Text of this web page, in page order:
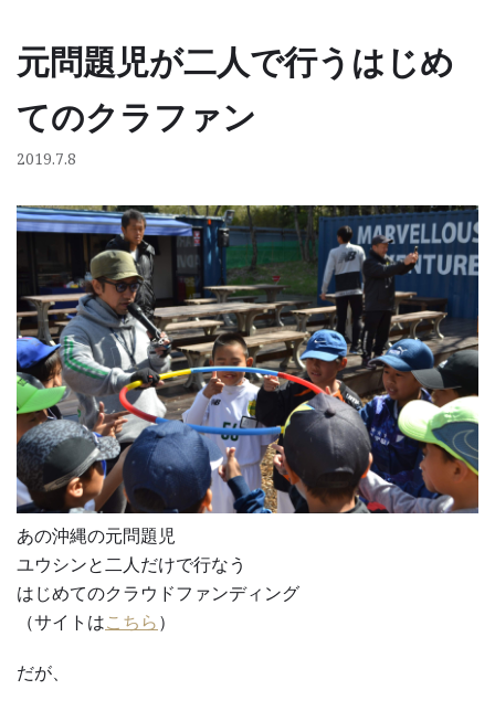
コ
テ
へ
ス
ッ
プ
元問題児が二人で行うはじめ
てのクラファン
2019.7.8
あの沖縄の元問題児
ユウシンと二人だけで行なう
はじめてのクラウドファンディング
（サイトはこちら）
だが、